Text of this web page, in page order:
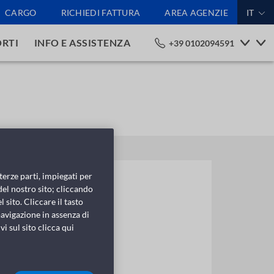
CARGO RICHIEDI FATTURA AREA AGENZIE IT
INFO E ASSISTENZA +39 0102094591
parti, impiegati per
nostro sito; cliccando
sito. Cliccare il tasto
in assenza di
sul sito clicca qui